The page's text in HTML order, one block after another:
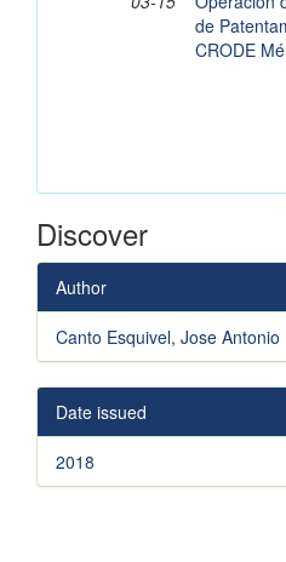
de
CRODE
Discover
Author
Canto Esquivel, Jose Antonio
Date issued
2018